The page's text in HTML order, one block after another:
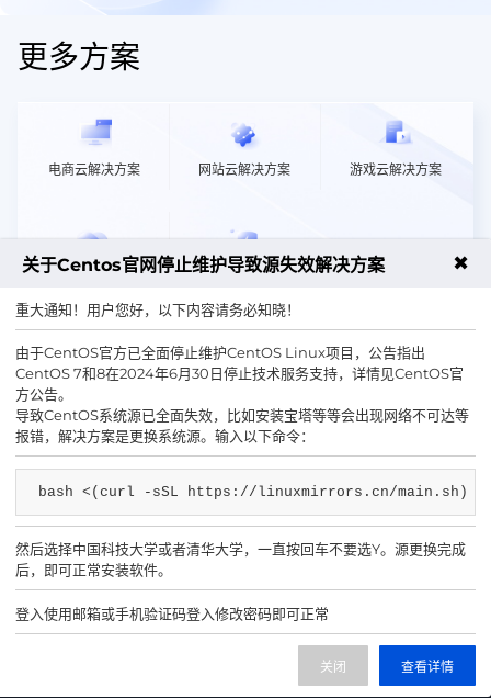
更多方案
电商云解决方案 网站云解决方案 游戏云解决方案
移动云解决方案 安全解决方案
示例小程序
IDC/ISP证号 B1-20222145
关于Centos官网停止维护导致源失效解决方案 ✖
重大通知！用户您好，以下内容请务必知晓！
由于CentOS官方已全面停止维护CentOS Linux项目，公告指出
CentOS 7和8在2024年6月30日停止技术服务支持，详情见CentOS官
方公告。
导致CentOS系统源已全面失效，比如安装宝塔等等会出现网络不可达等
报错，解决方案是更换系统源。输入以下命令：
bash <(curl -sSL https://linuxmirrors.cn/main.sh)
然后选择中国科技大学或者清华大学，一直按回车不要选Y。源更换完成
后，即可正常安装软件。
登入使用邮箱或手机验证码登入修改密码即可正常
查看详情
关闭